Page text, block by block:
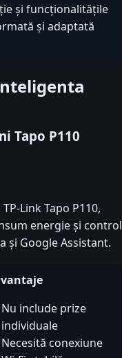
și funcționalitățile
și adaptată
Tapo P110
Link Tapo P110,
energie și control
și Google Assistant.
Nu include prize
individuale
Necesită conexiune